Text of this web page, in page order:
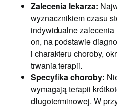
Zalecenia lekarza:
wyznacznikiem czasu
indywidualne zalecenia
on, na podstawie
i charakteru choroby,
trwania terapii.
Specyfika choroby:
wymagają terapii
długoterminowej. W